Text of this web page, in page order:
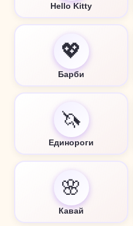
Hello Kitty
💖
Барби
🦄
Единороги
🌸
Кавай